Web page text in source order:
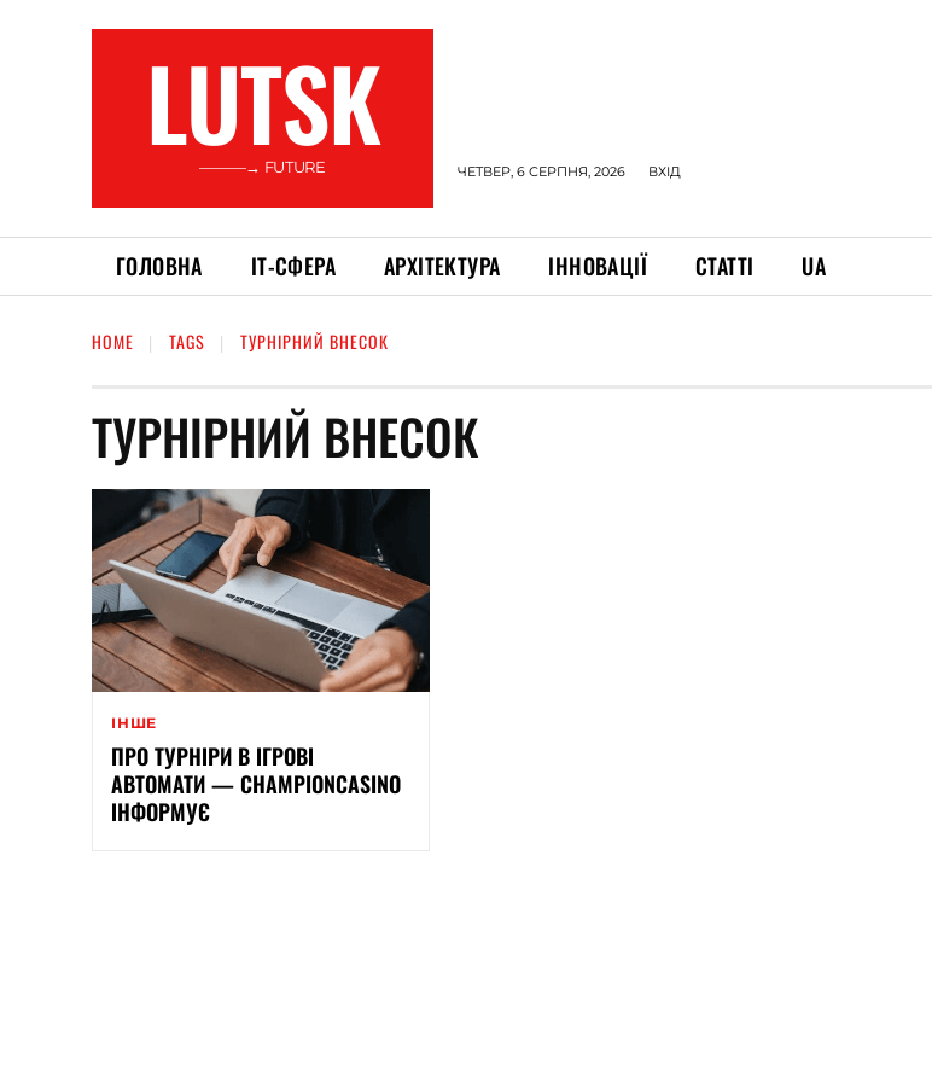
LUTSK
———→ FUTURE ЧЕТВЕР, 6 СЕРПНЯ, 2026 ВХІД
ГОЛОВНА ІТ-СФЕРА АРХІТЕКТУРА ІННОВАЦІЇ СТАТТІ UA
HOME TAGS ТУРНІРНИЙ ВНЕСОК
ТУРНІРНИЙ ВНЕСОК
ІНШЕ
ПРО ТУРНІРИ В ІГРОВІ
АВТОМАТИ — CHAMPIONCASINO
ІНФОРМУЄ